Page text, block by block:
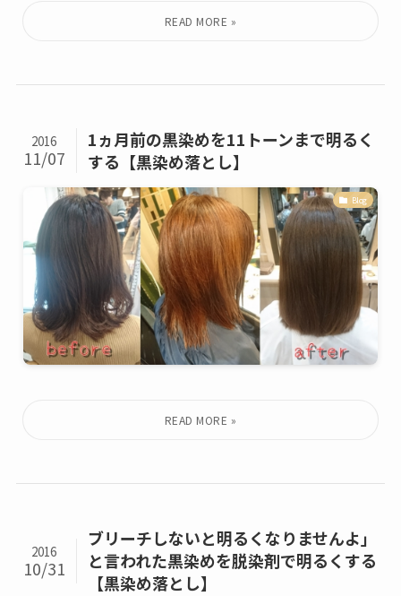
1ヵ月前の黒染めを11トーンまで明るく
する【黒染め落とし】
2016
11/07
Blog
ブリーチしないと明るくなりませんよ」
と言われた黒染めを脱染剤で明るくする
【黒染め落とし】
2016
10/31